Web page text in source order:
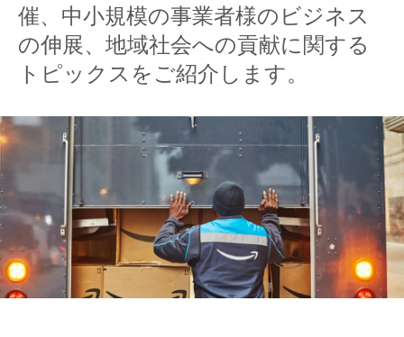
催、中小規模の事業者様のビジネス
の伸展、地域社会への貢献に関する
トピックスをご紹介します。